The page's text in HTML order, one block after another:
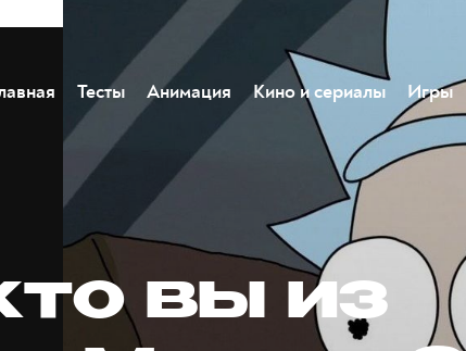
Тесты Анимация Кино и сериалы Игры
вы из